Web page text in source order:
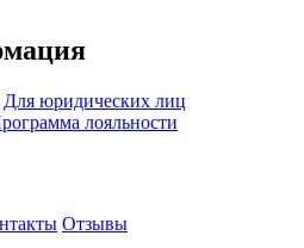
Для юридических лиц
лояльности
Отзывы